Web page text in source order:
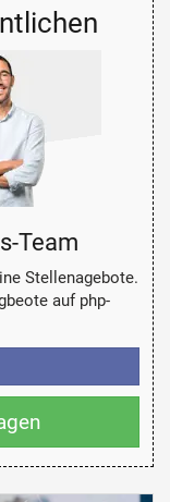
Team
Stellenagebote.
auf php-